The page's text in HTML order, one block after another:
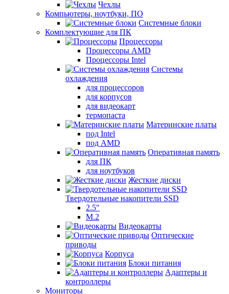
Чехлы
Компьютеры, ноутбуки, ПО
Системные блоки
Комплектующие для ПК
Процессоры
Процессоры AMD
Процессоры Intel
Системы
охлаждения
для процессоров
для корпусов
для видеокарт
термопаста
Материнские платы
под Intel
под AMD
Оперативная память
для ПК
для ноутбуков
Жесткие диски
Твердотельные накопители SSD
2.5"
M.2
Видеокарты
Оптические
приводы
Корпуса
Блоки питания
Адаптеры и
контроллеры
Мониторы